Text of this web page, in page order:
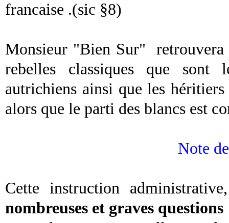
francaise .(sic §8)
Monsieur "Bien Sur"
rebelles classiques que sont
autrichiens ainsi que les
alors que le parti des blancs est
Note
Cette instruction
nombreuses et graves questions